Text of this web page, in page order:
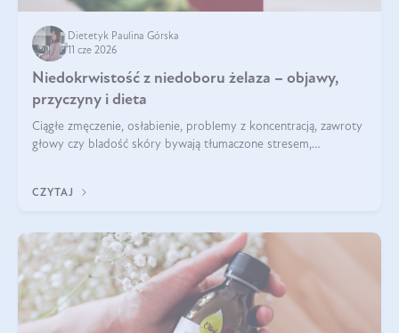
Dietetyk Paulina Górska
11 cze 2026
Niedokrwistość z niedoboru żelaza – objawy,
przyczyny i dieta
Ciągłe zmęczenie, osłabienie, problemy z koncentracją, zawroty
głowy czy bladość skóry bywają tłumaczone stresem,
CZYTAJ